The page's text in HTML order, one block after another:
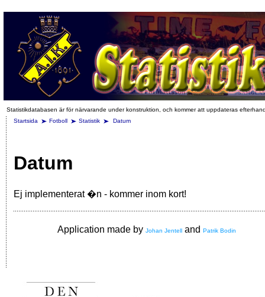
Statistikdatabasen är för närvarande under konstruktion, och kommer att uppdateras
Startsida
Fotboll Statistik Datum
Datum
Ej implementerat �n - kommer inom kort!
Application made by Johan Jentell and Patrik Bodin